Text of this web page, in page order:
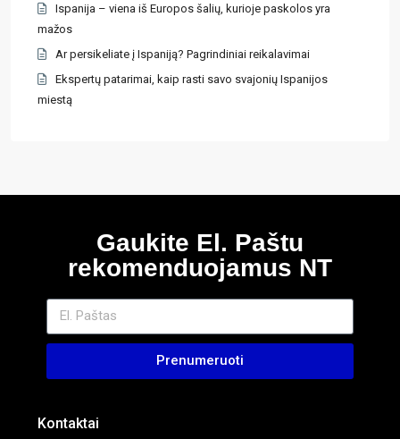
Ispanija – viena iš Europos šalių, kurioje paskolos yra
mažos
Ar persikeliate į Ispaniją? Pagrindiniai reikalavimai
Ekspertų patarimai, kaip rasti savo svajonių Ispanijos
miestą
Gaukite El. Paštu
rekomenduojamus NT
Prenumeruoti
Kontaktai